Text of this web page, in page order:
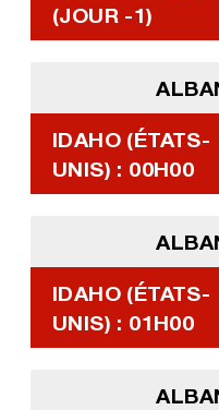
(JOUR -1)
IDAHO (ÉTATS-
UNIS) : 00H00
IDAHO (ÉTATS-
UNIS) : 01H00